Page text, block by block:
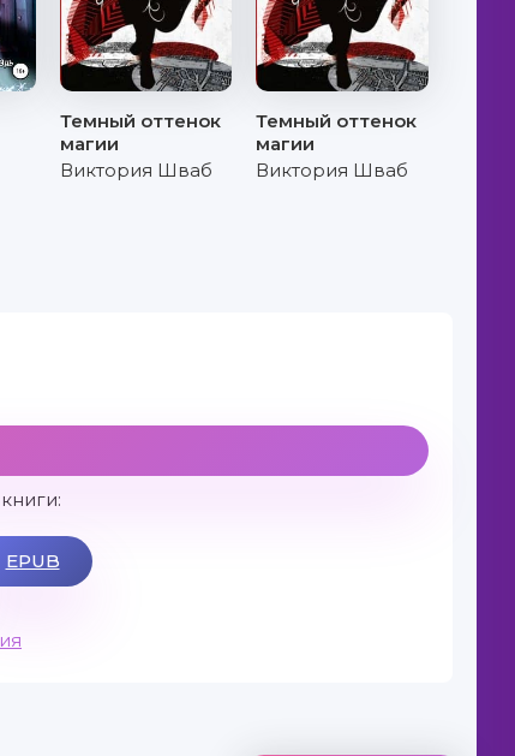
Темный оттенок
магии
Виктория Шваб
Темный оттенок
магии
Виктория Шваб
EPUB